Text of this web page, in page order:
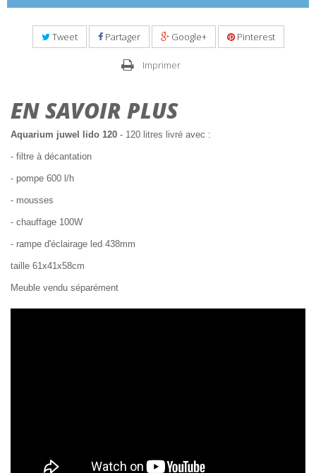
Tweet Partager Google+ Pinterest
Imprimer
EN SAVOIR PLUS
Aquarium juwel lido 120 - 120 litres livré avec :
- filtre à décantation
- pompe 600 l/h
- mousses
- chauffage 100W
- rampe d'éclairage led 438mm
taille 61x41x58cm
Meuble vendu séparément